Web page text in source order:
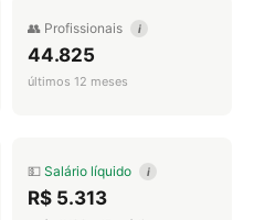
👥 Profissionais i
44.825
últimos 12 meses
💵 Salário líquido i
R$ 5.313